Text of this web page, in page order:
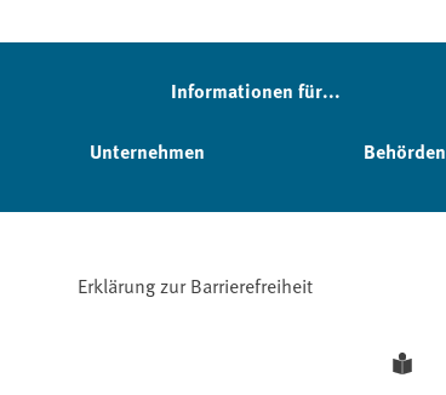
Informationen für...
Unternehmen Behörden
Erklärung zur Barrierefreiheit